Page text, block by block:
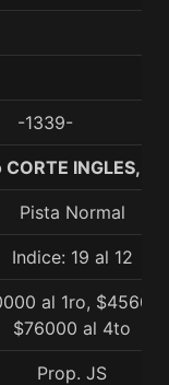
-1339-
INGLES,
Pista Normal
Indice: 19 al 12
al 1ro,
$76000 al 4to
Prop. JS